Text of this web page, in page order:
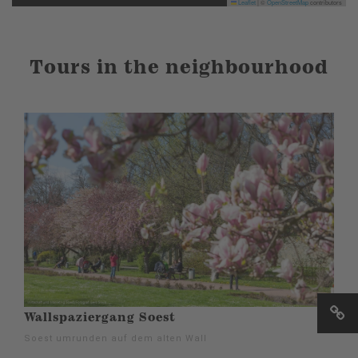
Leaflet OpenStreetMapcontributors
Tours in the neighbourhood
Wallspaziergang Soest
Soest umrunden auf dem alten Wall